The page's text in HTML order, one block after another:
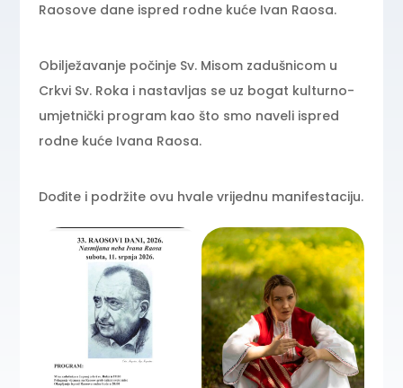
Raosove dane ispred rodne kuće Ivan Raosa.
Obilježavanje počinje Sv. Misom zadušnicom u
Crkvi Sv. Roka i nastavljas se uz bogat kulturno-
umjetnički program kao što smo naveli ispred
rodne kuće Ivana Raosa.
Dođite i podržite ovu hvale vrijednu manifestaciju.